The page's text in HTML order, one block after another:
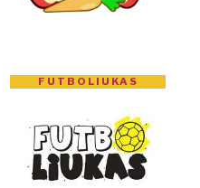
FUTBOLIUKAS